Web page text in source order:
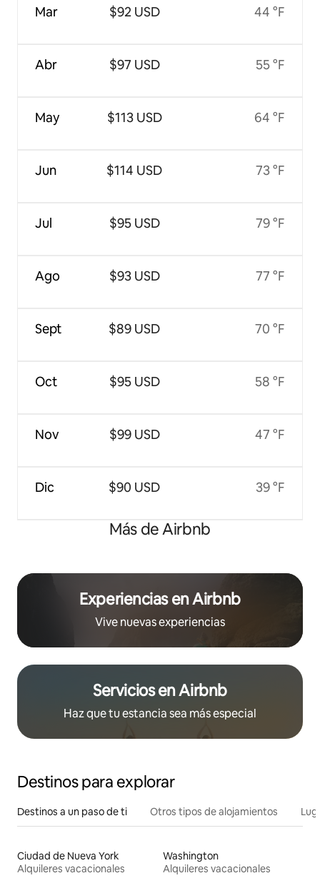
Mar
Abr
May
Jun
Jul
Ago
Sept
Oct
Nov
Dic
$92 USD
$97 USD
$113 USD
$114 USD
$95 USD
$93 USD
$89 USD
$95 USD
$99 USD
$90 USD
44 °F
55 °F
64 °F
73 °F
79 °F
77 °F
70 °F
58 °F
47 °F
39 °F
Más de Airbnb
Experiencias en Airbnb
Vive nuevas experiencias
Servicios en Airbnb
Haz que tu estancia sea más especial
Destinos para explorar
Destinos a un paso de ti Otros tipos de alojamientos
Ciudad de Nueva York
Alquileres vacacionales
Washington
Alquileres vacacionales